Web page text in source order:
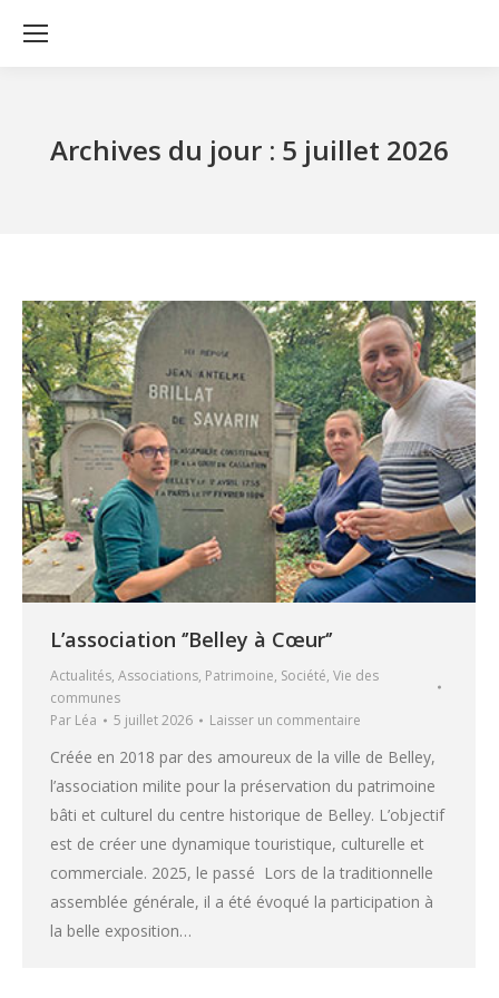
Archives du jour : 5 juillet 2026
L’association ‘’Belley à Cœur‘’
Actualités, Associations, Patrimoine, Société, Vie des
communes
Par Léa 5 juillet 2026 Laisser un commentaire
Créée en 2018 par des amoureux de la ville de Belley,
l’association milite pour la préservation du patrimoine
bâti et culturel du centre historique de Belley. L’objectif
est de créer une dynamique touristique, culturelle et
commerciale. 2025, le passé Lors de la traditionnelle
assemblée générale, il a été évoqué la participation à
la belle exposition…